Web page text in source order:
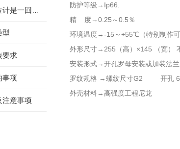
超声波液位计和超声波物位计是一回事吗
型
要求
事项
注意事项
防护等级→Ip66.
精 度→0.25～0.5％
环境温度→-15～+55℃（特别制作可
外形尺寸→255（高）×145 （宽）
安装形式→开孔罗母安装或加装法兰
罗纹规格 →螺纹尺寸G2 开孔
外壳材料→高强度工程尼龙